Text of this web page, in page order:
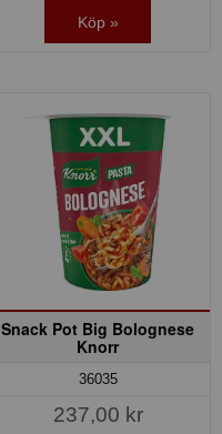
Köp »
Snack Pot Big Bolognese
Knorr
36035
237,00 kr